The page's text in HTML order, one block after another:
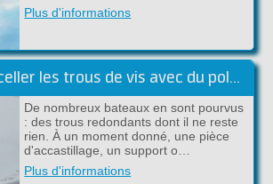
Plus d'informations
3 façons de sceller les trous de vis avec du polyester
De nombreux bateaux en sont pourvus
: des trous redondants dont il ne reste
rien. À un moment donné, une pièce
d'accastillage, un support o…
Plus d'informations